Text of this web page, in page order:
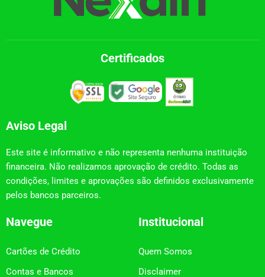
Certificados
Aviso Legal
Este site é informativo e não representa nenhuma instituição
financeira. Não realizamos aprovação de crédito. Todas as
condições, limites e aprovações são definidos exclusivamente
pelos bancos parceiros.
Navegue
Cartões de Crédito
Contas e Bancos
Institucional
Quem Somos
Disclaimer